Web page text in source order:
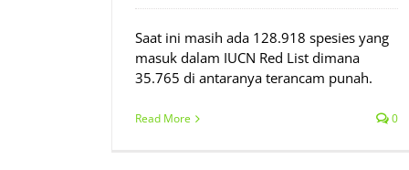
Saat ini masih ada 128.918 spesies yang
masuk dalam IUCN Red List dimana
35.765 di antaranya terancam punah.
Read More 0